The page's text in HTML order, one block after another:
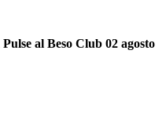
Pulse al Beso Club 02 agosto